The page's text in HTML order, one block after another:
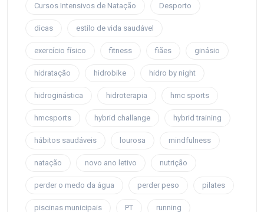
Cursos Intensivos de Natação Desporto
dicas estilo de vida saudável
exercício físico fitness fiães ginásio
hidratação hidrobike hidro by night
hidroginástica hidroterapia hmc sports
hmcsports hybrid challange hybrid training
hábitos saudáveis lourosa mindfulness
natação novo ano letivo nutrição
perder o medo da água perder peso pilates
piscinas municipais PT running